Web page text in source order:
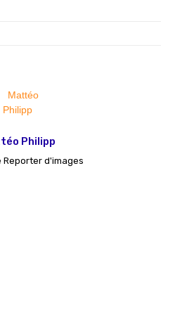
Philipp
d'images